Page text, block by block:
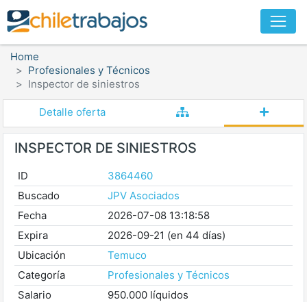
Home
Profesionales y Técnicos
Inspector de siniestros
Detalle oferta
INSPECTOR DE SINIESTROS
ID
3864460
Buscado
JPV Asociados
Fecha
2026-07-08 13:18:58
Expira
2026-09-21 (en 44 días)
Ubicación
Temuco
Categoría
Profesionales y Técnicos
Salario
950.000 líquidos